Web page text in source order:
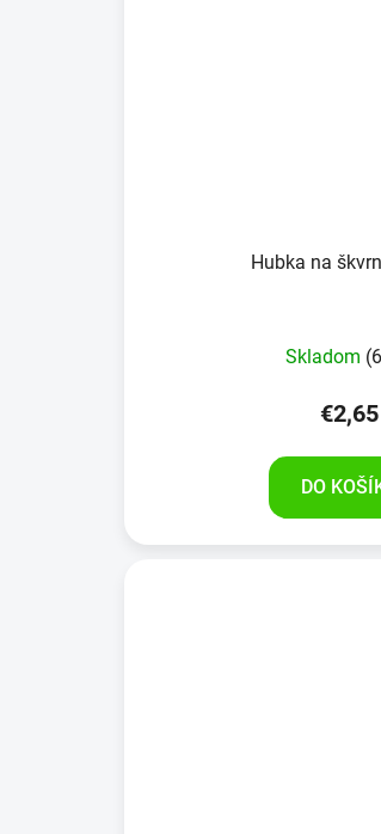
Hubka na
Skladom
€2,65
DO